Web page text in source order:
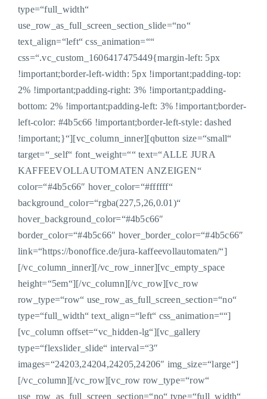
type=“full_width“
use_row_as_full_screen_section_slide=“no“
text_align=“left“ css_animation=““
css=“.vc_custom_1606417475449{margin-left: 5px
!important;border-left-width: 5px !important;padding-top:
2% !important;padding-right: 3% !important;padding-
bottom: 2% !important;padding-left: 3% !important;border-
left-color: #4b5c66 !important;border-left-style: dashed
!important;}“][vc_column_inner][qbutton size=“small“
target=“_self“ font_weight=““ text=“ALLE JURA
KAFFEEVOLLAUTOMATEN ANZEIGEN“
color=“#4b5c66″ hover_color=“#ffffff“
background_color=“rgba(227,5,26,0.01)“
hover_background_color=“#4b5c66″
border_color=“#4b5c66″ hover_border_color=“#4b5c66″
link=“https://bonoffice.de/jura-kaffeevollautomaten/“]
[/vc_column_inner][/vc_row_inner][vc_empty_space
height=“5em“][/vc_column][/vc_row][vc_row
row_type=“row“ use_row_as_full_screen_section=“no“
type=“full_width“ text_align=“left“ css_animation=““]
[vc_column offset=“vc_hidden-lg“][vc_gallery
type=“flexslider_slide“ interval=“3″
images=“24203,24204,24205,24206″ img_size=“large“]
[/vc_column][/vc_row][vc_row row_type=“row“
use_row_as_full_screen_section=“no“ type=“full_width“